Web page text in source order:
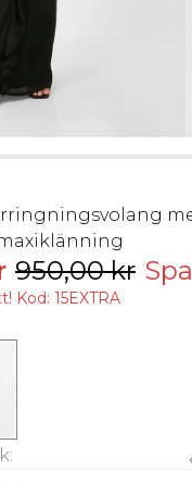
950,00 kr
Kod: 15EXTRA
: